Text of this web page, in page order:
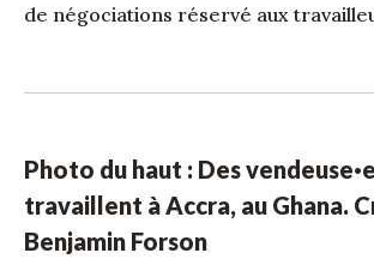
de négociations réservé aux
Photo du haut : Des
travaillent à Accra, au Ghana.
Benjamin Forson